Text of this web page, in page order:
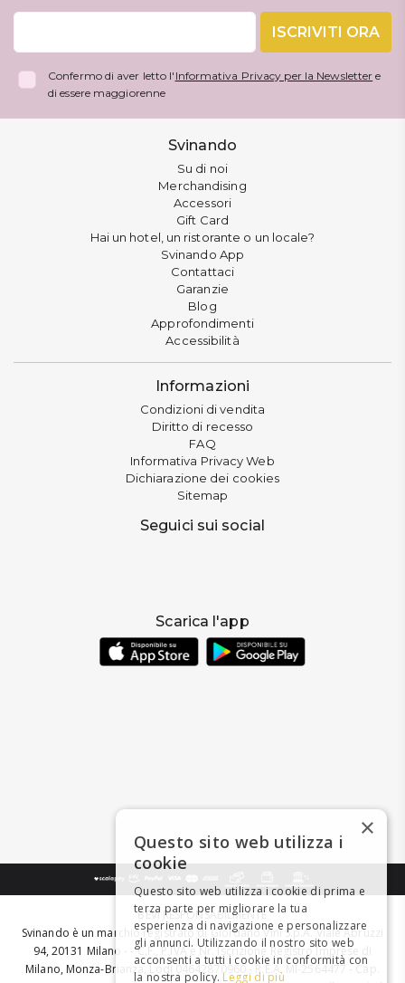
ISCRIVITI ORA
Confermo di aver letto l' Informativa Privacy per la Newsletter e
di essere maggiorenne
Svinando
Su di noi
Merchandising
Accessori
Gift Card
Hai un hotel, un ristorante o un locale?
Svinando App
Contattaci
Garanzie
Blog
Approfondimenti
Accessibilità
Informazioni
Condizioni di vendita
Diritto di recesso
FAQ
Informativa Privacy Web
Dichiarazione dei cookies
Sitemap
Seguici sui social
Scarica l'app
BEVI RESPONSABILMENTE
Svinando è un marchio registrato di Giordano Vini S.p.A. Viale Abruzzi
94, 20131 Milano - - C.F., P.IVA e Nr. Iscrizione Registro Imprese di
Milano, Monza-Brianza, Lodi 04642870960 - R.E.A. MI-2564477 - Cap.
×
Questo sito web utilizza i
cookie
Questo sito web utilizza i cookie di prima e
terza parte per migliorare la tua
esperienza di navigazione e personalizzare
gli annunci. Utilizzando il nostro sito web
acconsenti a tutti i cookie in conformità con
la nostra policy. Leggi di più